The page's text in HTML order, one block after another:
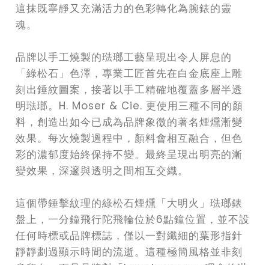
這抹既寧靜又充滿活力的色彩轉化為腕錶的靈
魂。
品牌以手工燒製的琺瑯工藝呈現出令人屏息的
「綠松石」色澤，專業工匠首先在白金底座上雕
刻出錘紋圖案，接著以手工精確地覆蓋多層半透
明琺瑯。H. Moser & Cie. 更使用三種不同的顏
料，創造出如今已成為品牌象徵的著名煙燻漸變
效果。每次燒製過程中，顏料會相互融合，但色
彩的濃郁度始終保持不變。最終呈現出明亮的漸
變效果，深邃與透明之間相互交織。
這個帶錘擊紋理的綠松石煙燻「大明火」琺瑯錶
盤上，一分鐘飛行陀飛輪位於6點鐘位置，並不設
任何時標或品牌標誌，僅以一對纖細的葉形指針
靜靜劃過顯示時間的流逝。這種極簡風格並非刻